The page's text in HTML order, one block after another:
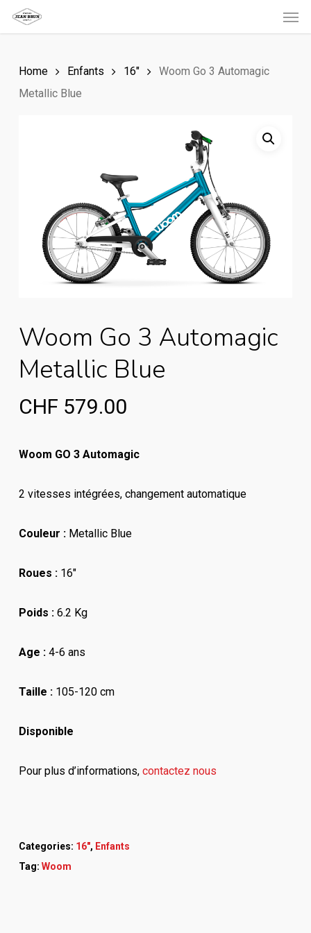
Skip
to
contentHome Enfants 16"
Woom Go 3 Automagic
Metallic Blue
Woom Go 3 Automagic
Metallic Blue
CHF 579.00
Woom GO 3 Automagic
2 vitesses intégrées, changement automatique
Couleur :Metallic Blue
Roues :16″
Poids :6.2 Kg
Age :4-6 ans
Taille :105-120 cm
Disponible
Pour plus d’informations, contactez nous
Categories: 16", Enfants
Tag: Woom